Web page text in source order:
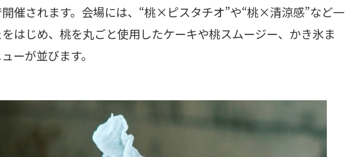
開催されます。会場には、“桃×ピスタチオ”や“桃×清涼感”など一
はじめ、桃を丸ごと使用したケーキや桃スムージー、かき氷ま
ーが並びます。